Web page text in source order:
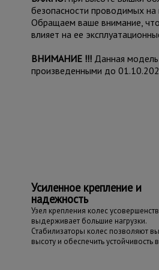
безопасности проводимых на
Обращаем ваше внимание, что
влияет на ее
ВНИМАНИЕ !!! Данная
произведенными до
Усиленное крепление и
надежность
Узел крепления колес
выдерживает большие нагрузки.
Стабилизаторы колес позволяют
высоту и обеспечить устойчивость